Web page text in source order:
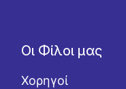
Οι Φίλοι μας
Χορηγοί